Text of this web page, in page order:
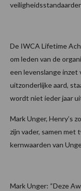
De IWCA Lifetime
om leden van de
een levenslange inzet
uitzonderlijke aard,
wordt niet ieder jaar
Mark Unger, Henry’s
zijn vader, samen met
kernwaarden van
Mark Unger: “Deze